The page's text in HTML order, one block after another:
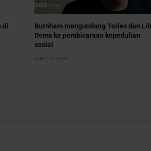
di
Burnham mengundang Tories dan Lib
Dems ke pembicaraan kepedulian
sosial
JULY 29, 2026